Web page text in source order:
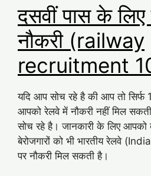
दसवीं पास के
नौकरी (railway
recruitment
यदि आप सोच रहे है की आप तो सिर्फ
आपको रेलवे में नौकरी नहीं मिल
सोच रहे है। जानकारी के लिए आपको
बेरोजगारों को भी भारतीय रेलवे
पर नौकरी मिल सकती है।